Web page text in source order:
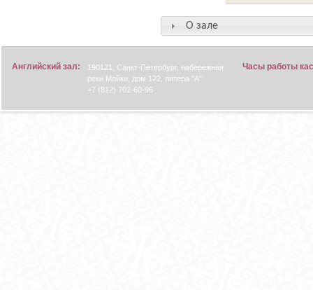
О зале
Английский зал:
190121, Санкт-Петербург, набережная
реки Мойки, дом 122, литера "А".
+7 (812) 702-60-96
Часы работы